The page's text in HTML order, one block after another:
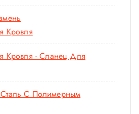
Кровля
Кровля - Сланец Для
С Полимерным